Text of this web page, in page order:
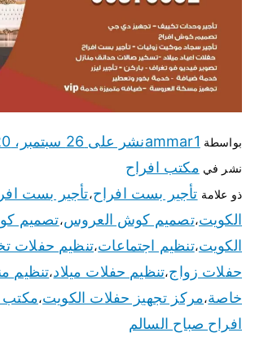
بواسطة ammar1نشر على 26 سبتمبر، 2020
نشر في مكتب افراح
ذو علامة تأجير بست افراح،تأجير بست
الكويت،تصميم كوش العروس،تصميم
الكويت،تنظيم اجتماعات،تنظيم حفلات
حفلات زواج،تنظيم حفلات ميلاد،تنظيم
خاصة،مركز تجهيز حفلات الكويت،مكتب
افراح صباح السالم